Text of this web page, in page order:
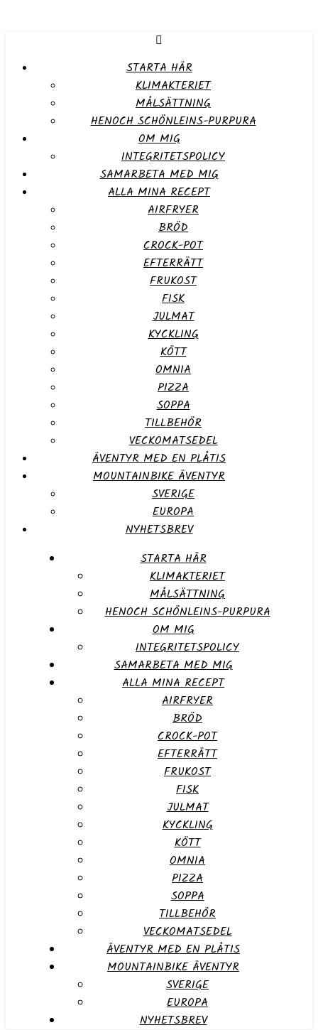
STARTA HÄR
KLIMAKTERIET
MÅLSÄTTNING
HENOCH SCHÖNLEINS-PURPURA
OM MIG
INTEGRITETSPOLICY
SAMARBETA MED MIG
ALLA MINA RECEPT
AIRFRYER
BRÖD
CROCK-POT
EFTERRÄTT
FRUKOST
FISK
JULMAT
KYCKLING
KÖTT
OMNIA
PIZZA
SOPPA
TILLBEHÖR
VECKOMATSEDEL
ÄVENTYR MED EN PLÅTIS
MOUNTAINBIKE ÄVENTYR
SVERIGE
EUROPA
NYHETSBREV
STARTA HÄR
KLIMAKTERIET
MÅLSÄTTNING
HENOCH SCHÖNLEINS-PURPURA
OM MIG
INTEGRITETSPOLICY
SAMARBETA MED MIG
ALLA MINA RECEPT
AIRFRYER
BRÖD
CROCK-POT
EFTERRÄTT
FRUKOST
FISK
JULMAT
KYCKLING
KÖTT
OMNIA
PIZZA
SOPPA
TILLBEHÖR
VECKOMATSEDEL
ÄVENTYR MED EN PLÅTIS
MOUNTAINBIKE ÄVENTYR
SVERIGE
EUROPA
NYHETSBREV